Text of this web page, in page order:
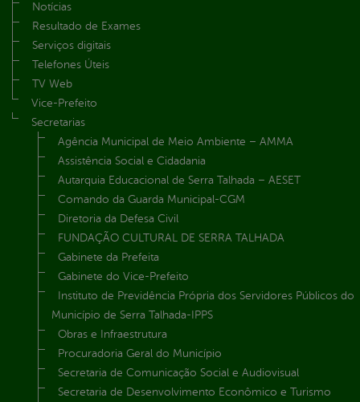
Notícias
Resultado de Exames
Serviços digitais
Telefones Úteis
TV Web
Vice-Prefeito
Secretarias
Agência Municipal de Meio Ambiente – AMMA
Assistência Social e Cidadania
Autarquia Educacional de Serra Talhada – AESET
Comando da Guarda Municipal-CGM
Diretoria da Defesa Civil
FUNDAÇÃO CULTURAL DE SERRA TALHADA
Gabinete da Prefeita
Gabinete do Vice-Prefeito
Instituto de Previdência Própria dos Servidores Públicos do
Município de Serra Talhada-IPPS
Obras e Infraestrutura
Procuradoria Geral do Município
Secretaria de Comunicação Social e Audiovisual
Secretaria de Desenvolvimento Econômico e Turismo